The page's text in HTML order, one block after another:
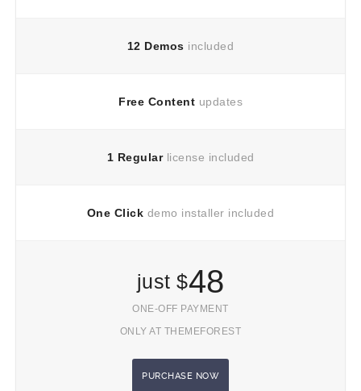
12 Demos included
Free Content updates
1 Regularlicense included
One Click demo installer included
just $48
ONE-OFF PAYMENT
ONLY AT THEMEFOREST
PURCHASE NOW